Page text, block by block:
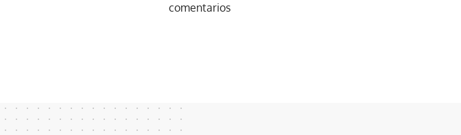
comentarios